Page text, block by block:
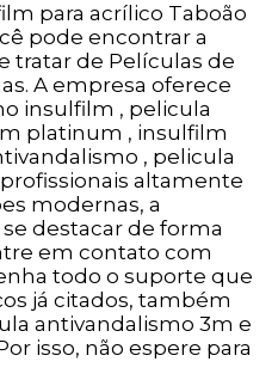
para acrílico Taboão
pode encontrar a
tratar de Películas de
A empresa oferece
insulfilm , pelicula
platinum , insulfilm
, pelicula
altamente
modernas, a
destacar de forma
em contato com
todo o suporte que
já citados, também
antivandalismo 3m e
isso, não espere para